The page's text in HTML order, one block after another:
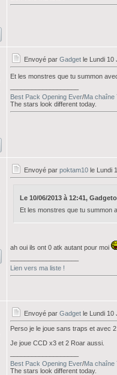
Envoyé par Gadget le Lundi 10
Et les monstres que tu summon
Best Pack Opening Ever/Ma chaîne
The stars look different today.
Envoyé par poktam10 le Lundi
Le 10/06/2013 à 12:41,
Et les monstres que tu summon
ah oui ils ont 0 atk autant pour moi
Lien vers ma liste !
Envoyé par Gadget le Lundi 10
Perso je le joue sans traps et avec
Je joue CCD x3 et 2 Roar aussi.
Best Pack Opening Ever/Ma chaîne
The stars look different today.